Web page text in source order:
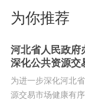
为你推荐
河北省人民政府
深化公共资源交
为进一步深化河北
源交易市场健康有